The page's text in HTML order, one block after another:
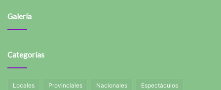
Galería
Categorías
Locales Provinciales Nacionales Espectáculos